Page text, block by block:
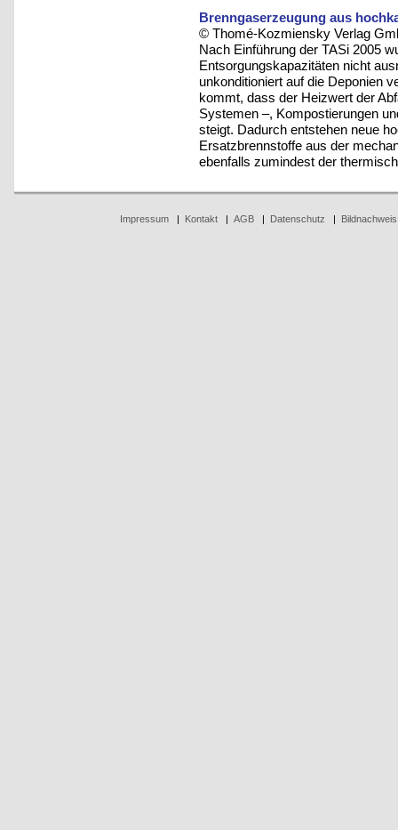
Brenngaserzeugung aus
© Thomé-Kozmiensky Verlag
Nach Einführung der TASi 2005
Entsorgungskapazitäten nicht
unkonditioniert auf die Deponien
kommt, dass der Heizwert der
Systemen –, Kompostierungen
steigt. Dadurch entstehen neue
Ersatzbrennstoffe aus der
ebenfalls zumindest der
Impressum| Kontakt| AGB| Datenschutz | Bildnachweis